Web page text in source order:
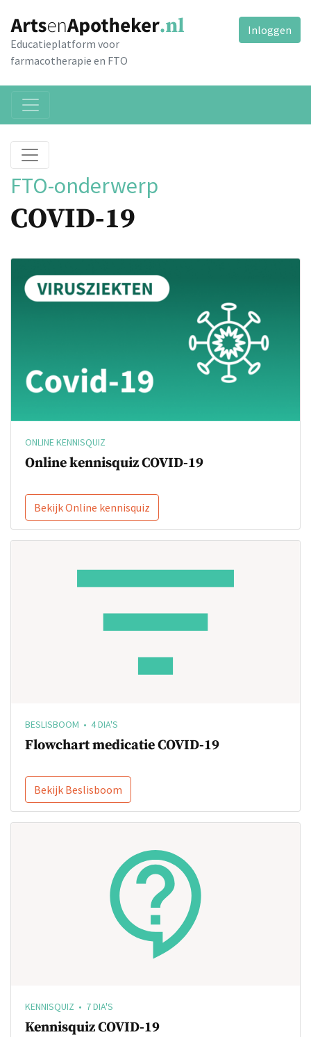
Educatieplatform voor
farmacotherapie en FTO
Inloggen
FTO-onderwerp
COVID-19
ONLINE KENNISQUIZ
Online kennisquiz COVID-19
Bekijk Online kennisquiz
BESLISBOOM • 4 DIA'S
Flowchart medicatie COVID-19
Bekijk Beslisboom
KENNISQUIZ • 7 DIA'S
Kennisquiz COVID-19